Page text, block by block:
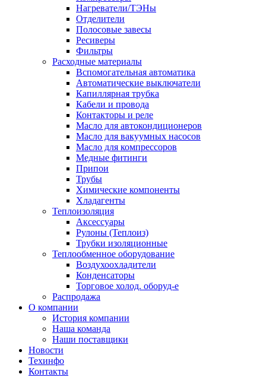
Нагреватели/ТЭНы
Отделители
Полосовые завесы
Ресиверы
Фильтры
Расходные материалы
Вспомогательная автоматика
Автоматические выключатели
Капиллярная трубка
Кабели и провода
Контакторы и реле
Масло для автокондиционеров
Масло для вакуумных насосов
Масло для компрессоров
Медные фитинги
Припои
Трубы
Химические компоненты
Хладагенты
Теплоизоляция
Аксессуары
Рулоны (Теплоиз)
Трубки изоляционные
Теплообменное оборудование
Воздухоохладители
Конденсаторы
Торговое холод. оборуд-е
Распродажа
О компании
История компании
Наша команда
Наши поставщики
Новости
Техинфо
Контакты